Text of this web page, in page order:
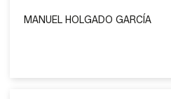
MANUEL HOLGADO GARCÍA